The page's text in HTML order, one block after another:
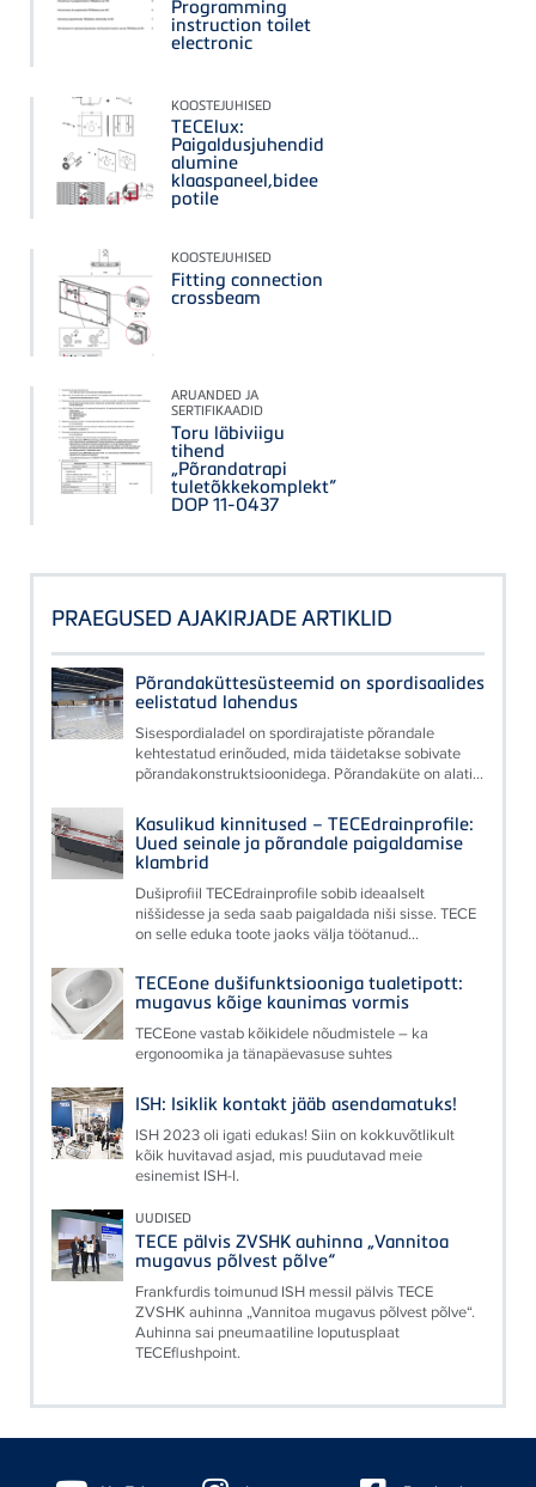
Programming
instruction toilet
electronic
KOOSTEJUHISED
TECElux:
Paigaldusjuhendid
alumine
klaaspaneel,bidee
potile
KOOSTEJUHISED
Fitting connection
crossbeam
ARUANDED JA
SERTIFIKAADID
Toru läbiviigu
tihend
„Põrandatrapi
tuletõkkekomplekt”
DOP 11-0437
PRAEGUSED AJAKIRJADE ARTIKLID
Põrandaküttesüsteemid on spordisaalides
eelistatud lahendus
Sisespordialadel on spordirajatiste põrandale
kehtestatud erinõuded, mida täidetakse sobivate
põrandakonstruktsioonidega. Põrandaküte on alati...
Kasulikud kinnitused – TECEdrainprofile:
Uued seinale ja põrandale paigaldamise
klambrid
Dušiprofiil TECEdrainprofile sobib ideaalselt
niššidesse ja seda saab paigaldada niši sisse. TECE
on selle eduka toote jaoks välja töötanud...
TECEone dušifunktsiooniga tualetipott:
mugavus kõige kaunimas vormis
TECEone vastab kõikidele nõudmistele – ka
ergonoomika ja tänapäevasuse suhtes
ISH: Isiklik kontakt jääb asendamatuks!
ISH 2023 oli igati edukas! Siin on kokkuvõtlikult
kõik huvitavad asjad, mis puudutavad meie
esinemist ISH-l.
UUDISED
TECE pälvis ZVSHK auhinna „Vannitoa
mugavus põlvest põlve“
Frankfurdis toimunud ISH messil pälvis TECE
ZVSHK auhinna „Vannitoa mugavus põlvest põlve“.
Auhinna sai pneumaatiline loputusplaat
TECEflushpoint.
Floating